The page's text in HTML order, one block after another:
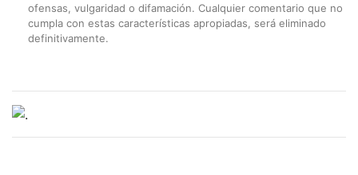
ofensas, vulgaridad o difamación. Cualquier comentario que no
cumpla con estas características apropiadas, será eliminado
definitivamente.